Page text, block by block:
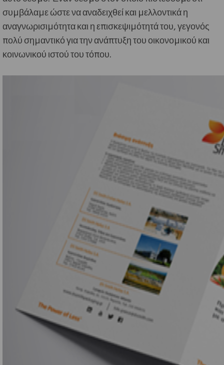
συμβάλαμε ώστε να αναδειχθεί και μελλοντικά η
αναγνωρισιμότητα και η επισκεψιμότητά του, γεγονός
πολύ σημαντικό για την ανάπτυξη του οικονομικού και
κοινωνικού ιστού του τόπου.